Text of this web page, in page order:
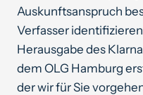
Auskunftsanspruch
Verfasser
Herausgabe des
dem OLG Hamburg
der wir für Sie